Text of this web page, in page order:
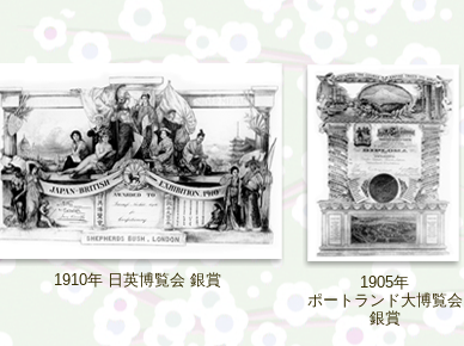
1910年 日英博覧会 銀賞
1905年
ポートランド大博覧会
銀賞